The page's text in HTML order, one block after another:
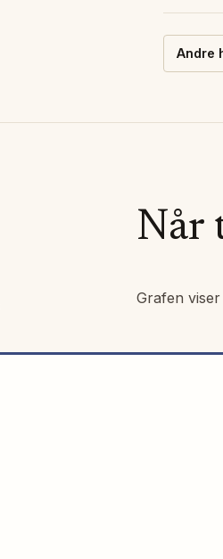
Andre
Når
Grafen